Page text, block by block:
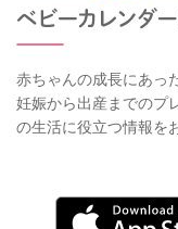
赤ちゃんの成長にあっ
妊娠から出産までのプ
の生活に役立つ情報を